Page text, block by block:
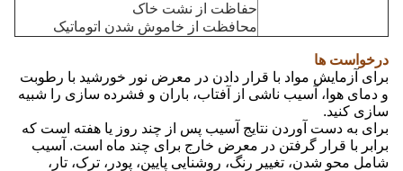
حفاظت از نشت خاک
محافظت از خاموش شدن اتوماتیک
درخواست ها
برای آزمایش مواد با قرار دادن در معرض نور خورشید با رطوبت
و دمای هوا، آسیب ناشی از آفتاب، باران و فشرده سازی را شبیه
سازی کنید.
برای به دست آوردن نتایج آسیب پس از چند روز یا هفته است که
برابر با قرار گرفتن در معرض خارج برای چند ماه است. آسیب
شامل محو شدن، تغییر رنگ، روشنایی پایین، پودر، ترک، تار،